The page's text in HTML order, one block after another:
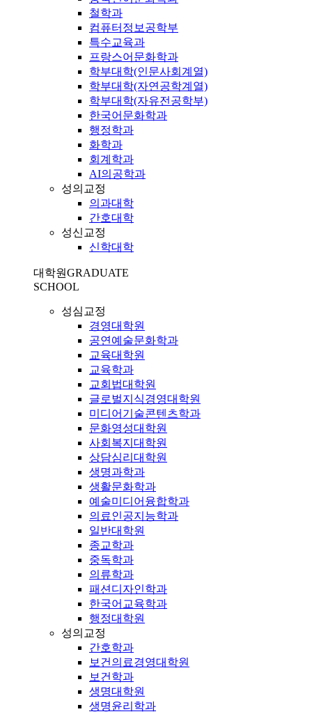
철학과
컴퓨터정보공학부
특수교육과
프랑스어문화학과
학부대학(인문사회계열)
학부대학(자연공학계열)
학부대학(자유전공학부)
한국어문화학과
행정학과
화학과
회계학과
AI의공학과
성의교정
의과대학
간호대학
성신교정
신학대학
대학원GRADUATE
SCHOOL
성심교정
경영대학원
공연예술문화학과
교육대학원
교육학과
교회법대학원
글로벌지식경영대학원
미디어기술콘텐츠학과
문화영성대학원
사회복지대학원
상담심리대학원
생명과학과
생활문화학과
예술미디어융합학과
의료인공지능학과
일반대학원
종교학과
중독학과
의류학과
패션디자인학과
한국어교육학과
행정대학원
성의교정
간호학과
보건의료경영대학원
보건학과
생명대학원
생명윤리학과